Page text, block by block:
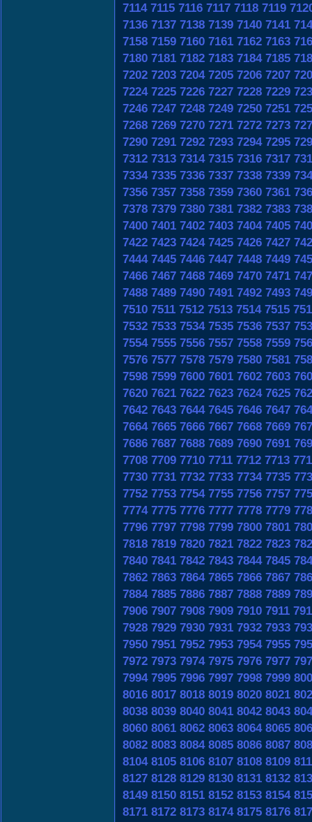
7114 7115 7116 7117 7118 7119
7136 7137 7138 7139 7140 7141
7158 7159 7160 7161 7162 7163
7180 7181 7182 7183 7184 7185
7202 7203 7204 7205 7206 7207
7224 7225 7226 7227 7228 7229
7246 7247 7248 7249 7250 7251
7268 7269 7270 7271 7272 7273
7290 7291 7292 7293 7294 7295
7312 7313 7314 7315 7316 7317
7334 7335 7336 7337 7338 7339
7356 7357 7358 7359 7360 7361
7378 7379 7380 7381 7382 7383
7400 7401 7402 7403 7404 7405
7422 7423 7424 7425 7426 7427
7444 7445 7446 7447 7448 7449
7466 7467 7468 7469 7470 7471
7488 7489 7490 7491 7492 7493
7510 7511 7512 7513 7514 7515
7532 7533 7534 7535 7536 7537
7554 7555 7556 7557 7558 7559
7576 7577 7578 7579 7580 7581
7598 7599 7600 7601 7602 7603
7620 7621 7622 7623 7624 7625
7642 7643 7644 7645 7646 7647
7664 7665 7666 7667 7668 7669
7686 7687 7688 7689 7690 7691
7708 7709 7710 7711 7712 7713
7730 7731 7732 7733 7734 7735
7752 7753 7754 7755 7756 7757
7774 7775 7776 7777 7778 7779
7796 7797 7798 7799 7800 7801
7818 7819 7820 7821 7822 7823
7840 7841 7842 7843 7844 7845
7862 7863 7864 7865 7866 7867
7884 7885 7886 7887 7888 7889
7906 7907 7908 7909 7910 7911
7928 7929 7930 7931 7932 7933
7950 7951 7952 7953 7954 7955
7972 7973 7974 7975 7976 7977
7994 7995 7996 7997 7998 7999
8016 8017 8018 8019 8020 8021
8038 8039 8040 8041 8042 8043
8060 8061 8062 8063 8064 8065
8082 8083 8084 8085 8086 8087
8104 8105 8106 8107 8108 8109
8127 8128 8129 8130 8131 8132
8149 8150 8151 8152 8153 8154
8171 8172 8173 8174 8175 8176